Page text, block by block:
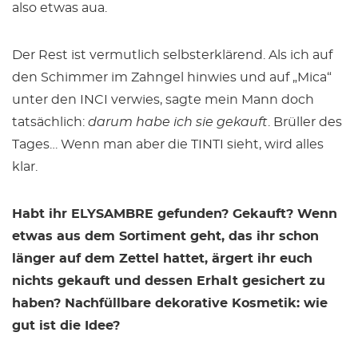
also etwas aua.
Der Rest ist vermutlich selbsterklärend. Als ich auf
den Schimmer im Zahngel hinwies und auf „Mica“
unter den INCI verwies, sagte mein Mann doch
tatsächlich: darum habe ich sie gekauft . Brüller des
Tages… Wenn man aber die TINTI sieht, wird alles
klar.
Habt ihr ELYSAMBRE gefunden? Gekauft? Wenn
etwas aus dem Sortiment geht, das ihr schon
länger auf dem Zettel hattet, ärgert ihr euch
nichts gekauft und dessen Erhalt gesichert zu
haben? Nachfüllbare dekorative Kosmetik: wie
gut ist die Idee?